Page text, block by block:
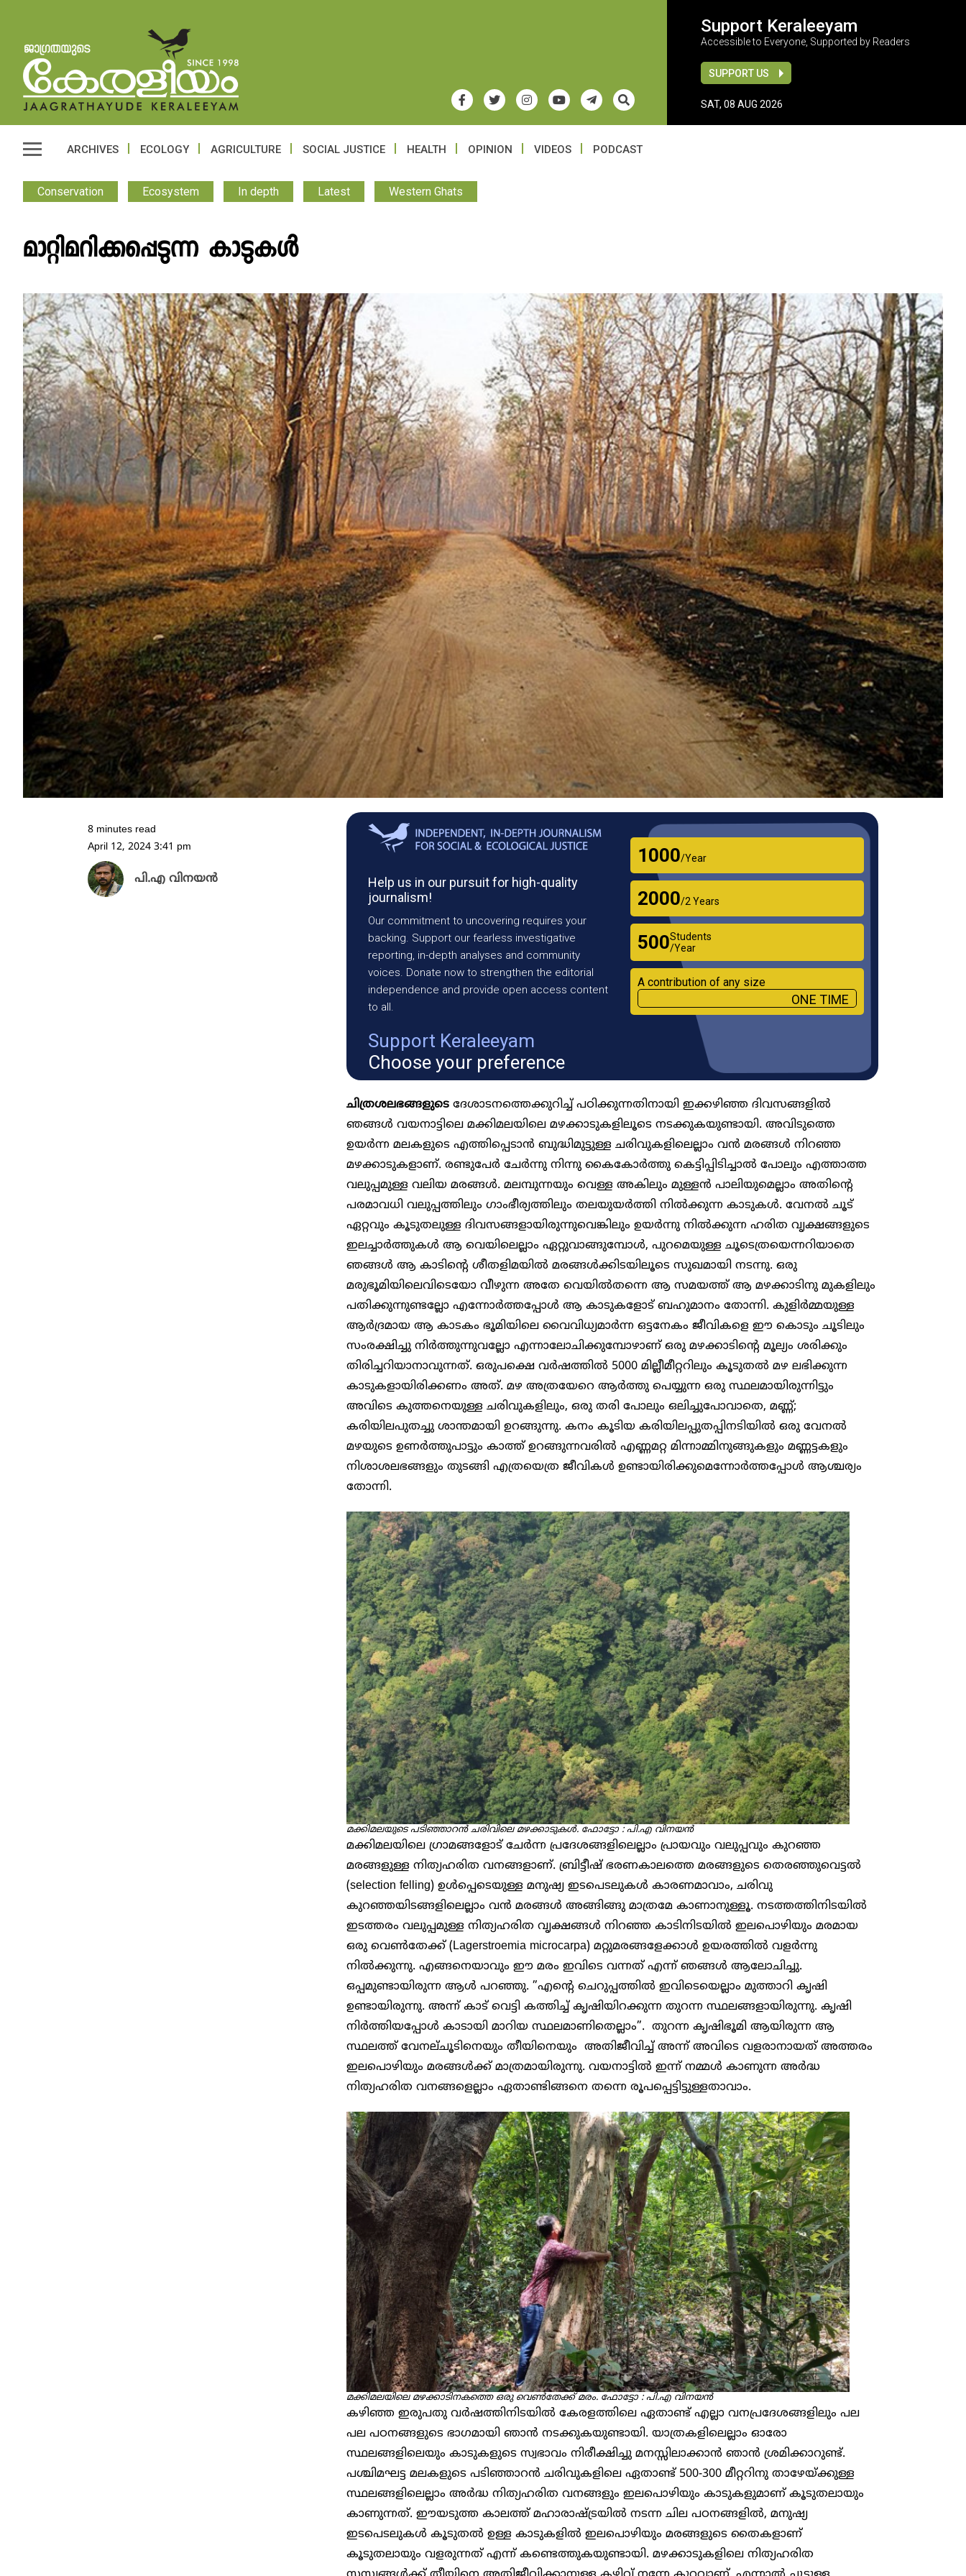
Support Keraleeyam
Accessible to Everyone, Supported by Readers
SUPPORT US
SAT, 08 AUG 2026
ARCHIVES ECOLOGY AGRICULTURE SOCIAL JUSTICE HEALTH OPINION VIDEOS PODCAST
Conservation Ecosystem In depth Latest Western Ghats
മാറ്റിമറിക്കപ്പെടുന്ന കാടുകള്‍
Help us in our pursuit for high-quality
journalism!
Our commitment to uncovering requires your
backing. Support our fearless investigative
reporting, in-depth analyses and community
voices. Donate now to strengthen the editorial
independence and provide open access content
to all.
Support Keraleeyam
Choose your preference
₹1000/Year
₹2000/2 Years
₹500Students
/Year
A contribution of any size
ONE TIME
ചിത്രശലഭങ്ങളുടെ ദേശാടനത്തെക്കുറിച്ച് പഠിക്കുന്നതിനായി ഇക്കഴിഞ്ഞ ദിവസങ്ങളില്‍
ഞങ്ങള്‍ വയനാട്ടിലെ മക്കിമലയിലെ മഴക്കാടുകളിലൂടെ നടക്കുകയുണ്ടായി. അവിടുത്തെ
ഉയര്‍ന്ന മലകളുടെ എത്തിപ്പെടാന്‍ ബുദ്ധിമുട്ടുള്ള ചരിവുകളിലെല്ലാം വന്‍ മരങ്ങള്‍ നിറഞ്ഞ
മഴക്കാടുകളാണ്. രണ്ടുപേര്‍ ചേര്‍ന്നു നിന്നു കൈകോര്‍ത്തു കെട്ടിപ്പിടിച്ചാല്‍ പോലും എത്താത്ത
വലുപ്പമുള്ള വലിയ മരങ്ങള്‍. മലമ്പുന്നയും വെള്ള അകിലും മുള്ളന്‍ പാലിയുമെല്ലാം അതിന്റെ
പരമാവധി വലുപ്പത്തിലും ഗാംഭീര്യത്തിലും തലയുയര്‍ത്തി നില്‍ക്കുന്ന കാടുകള്‍. വേനല്‍ ചൂട്
ഏറ്റവും കൂടുതലുള്ള ദിവസങ്ങളായിരുന്നുവെങ്കിലും ഉയര്‍ന്നു നില്‍ക്കുന്ന ഹരിത വൃക്ഷങ്ങളുടെ
ഇലച്ചാര്‍ത്തുകള്‍ ആ വെയിലെല്ലാം ഏറ്റുവാങ്ങുമ്പോള്‍, പുറമെയുള്ള ചൂടെത്രയെന്നറിയാതെ
ഞങ്ങള്‍ ആ കാടിന്റെ ശീതളിമയില്‍ മരങ്ങള്‍ക്കിടയിലൂടെ സുഖമായി നടന്നു. ഒരു
മരുഭൂമിയിലെവിടെയോ വീഴുന്ന അതേ വെയില്‍തന്നെ ആ സമയത്ത് ആ മഴക്കാടിനു മുകളിലും
പതിക്കുന്നുണ്ടല്ലോ എന്നോര്‍ത്തപ്പോള്‍ ആ കാടുകളോട് ബഹുമാനം തോന്നി. കുളിര്‍മ്മയുള്ള
ആര്‍ദ്രമായ ആ കാടകം ഭൂമിയിലെ വൈവിധ്യമാര്‍ന്ന ഒട്ടനേകം ജീവികളെ ഈ കൊടും ചൂടിലും
സംരക്ഷിച്ചു നിര്‍ത്തുന്നുവല്ലോ എന്നാലോചിക്കുമ്പോഴാണ് ഒരു മഴക്കാടിന്റെ മൂല്യം ശരിക്കും
തിരിച്ചറിയാനാവുന്നത്. ഒരുപക്ഷെ വര്‍ഷത്തില്‍ 5000 മില്ലീമീറ്ററിലും കൂടുതല്‍ മഴ ലഭിക്കുന്ന
കാടുകളായിരിക്കണം അത്. മഴ അത്രയേറെ ആര്‍ത്തു പെയ്യുന്ന ഒരു സ്ഥലമായിരുന്നിട്ടും
അവിടെ കുത്തനെയുള്ള ചരിവുകളിലും, ഒരു തരി പോലും ഒലിച്ചുപോവാതെ, മണ്ണ്;
കരിയിലപുതച്ചു ശാന്തമായി ഉറങ്ങുന്നു. കനം കൂടിയ കരിയിലപ്പുതപ്പിനടിയില്‍ ഒരു വേനല്‍
മഴയുടെ ഉണര്‍ത്തുപാട്ടും കാത്ത് ഉറങ്ങുന്നവരില്‍ എണ്ണമറ്റ മിന്നാമ്മിനുങ്ങുകളും മണ്ണട്ടകളും
നിശാശലഭങ്ങളും തുടങ്ങി എത്രയെത്ര ജീവികള്‍ ഉണ്ടായിരിക്കുമെന്നോര്‍ത്തപ്പോള്‍ ആശ്ചര്യം
തോന്നി.
മക്കിമലയുടെ പടിഞ്ഞാറന്‍ ചരിവിലെ മഴക്കാടുകള്‍. ഫോട്ടോ :പി.എ വിനയൻ
മക്കിമലയിലെ ഗ്രാമങ്ങളോട് ചേര്‍ന്ന പ്രദേശങ്ങളിലെല്ലാം പ്രായവും വലുപ്പവും കുറഞ്ഞ
മരങ്ങളുള്ള നിത്യഹരിത വനങ്ങളാണ്. ബ്രിട്ടീഷ് ഭരണകാലത്തെ മരങ്ങളുടെ തെരഞ്ഞുവെട്ടല്‍
(selection felling) ഉള്‍പ്പെടെയുള്ള മനുഷ്യ ഇടപെടലുകള്‍ കാരണമാവാം, ചരിവു
കുറഞ്ഞയിടങ്ങളിലെല്ലാം വന്‍ മരങ്ങള്‍ അങ്ങിങ്ങു മാത്രമേ കാണാനുള്ളൂ. നടത്തത്തിനിടയില്‍
ഇടത്തരം വലുപ്പമുള്ള നിത്യഹരിത വൃക്ഷങ്ങള്‍ നിറഞ്ഞ കാടിനിടയില്‍ ഇലപൊഴിയും മരമായ
ഒരു വെണ്‍തേക്ക് (Lagerstroemia microcarpa) മറ്റുമരങ്ങളേക്കാള്‍ ഉയരത്തില്‍ വളര്‍ന്നു
നില്‍ക്കുന്നു. എങ്ങനെയാവും ഈ മരം ഇവിടെ വന്നത് എന്ന് ഞങ്ങള്‍ ആലോചിച്ചു.
ഒപ്പമുണ്ടായിരുന്ന ആള്‍ പറഞ്ഞു. ”എന്റെ ചെറുപ്പത്തില്‍ ഇവിടെയെല്ലാം മുത്താറി കൃഷി
ഉണ്ടായിരുന്നു. അന്ന് കാട് വെട്ടി കത്തിച്ച് കൃഷിയിറക്കുന്ന തുറന്ന സ്ഥലങ്ങളായിരുന്നു. കൃഷി
നിര്‍ത്തിയപ്പോള്‍ കാടായി മാറിയ സ്ഥലമാണിതെല്ലാം”. തുറന്ന കൃഷിഭൂമി ആയിരുന്ന ആ
സ്ഥലത്ത് വേനല്ചൂടിനെയും തീയിനെയും അതിജീവിച്ച് അന്ന് അവിടെ വളരാനായത് അത്തരം
ഇലപൊഴിയും മരങ്ങള്‍ക്ക് മാത്രമായിരുന്നു. വയനാട്ടില്‍ ഇന്ന് നമ്മള്‍ കാണുന്ന അര്‍ദ്ധ
നിത്യഹരിത വനങ്ങളെല്ലാം ഏതാണ്ടിങ്ങനെ തന്നെ രൂപപ്പെട്ടിട്ടുള്ളതാവാം.
മക്കിമലയിലെ മഴക്കാടിനകത്തെ ഒരു വെണ്‍തേക്ക് മരം. ഫോട്ടോ :പി.എ വിനയൻ
കഴിഞ്ഞ ഇരുപതു വര്‍ഷത്തിനിടയില്‍ കേരളത്തിലെ ഏതാണ്ട് എല്ലാ വനപ്രദേശങ്ങളിലും പല
പല പഠനങ്ങളുടെ ഭാഗമായി ഞാന്‍ നടക്കുകയുണ്ടായി. യാത്രകളിലെല്ലാം ഓരോ
സ്ഥലങ്ങളിലെയും കാടുകളുടെ സ്വഭാവം നിരീക്ഷിച്ചു മനസ്സിലാക്കാന്‍ ഞാന്‍ ശ്രമിക്കാറുണ്ട്.
പശ്ചിമഘട്ട മലകളുടെ പടിഞ്ഞാറന്‍ ചരിവുകളിലെ ഏതാണ്ട് 500-300 മീറ്ററിനു താഴേയ്ക്കുള്ള
സ്ഥലങ്ങളിലെല്ലാം അര്‍ദ്ധ നിത്യഹരിത വനങ്ങളും ഇലപൊഴിയും കാടുകളുമാണ് കൂടുതലായും
കാണുന്നത്. ഈയടുത്ത കാലത്ത് മഹാരാഷ്ട്രയില്‍ നടന്ന ചില പഠനങ്ങളില്‍, മനുഷ്യ
ഇടപെടലുകള്‍ കൂടുതല്‍ ഉള്ള കാടുകളില്‍ ഇലപൊഴിയും മരങ്ങളുടെ തൈകളാണ്
കൂടുതലായും വളരുന്നത് എന്ന് കണ്ടെത്തുകയുണ്ടായി. മഴക്കാടുകളിലെ നിത്യഹരിത
8 minutes read
April 12, 2024 3:41 pm
പി.എ വിനയന്‍